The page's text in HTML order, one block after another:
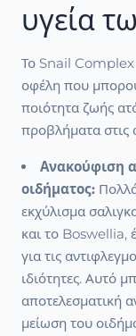
υγεία
Το Snail Complex
οφέλη που
ποιότητα ζωής
προβλήματα στις
Ανακούφιση
οιδήματος:
εκχύλισμα
και το Boswellia,
για τις
ιδιότητες. Αυτό
αποτελεσματική
μείωση του